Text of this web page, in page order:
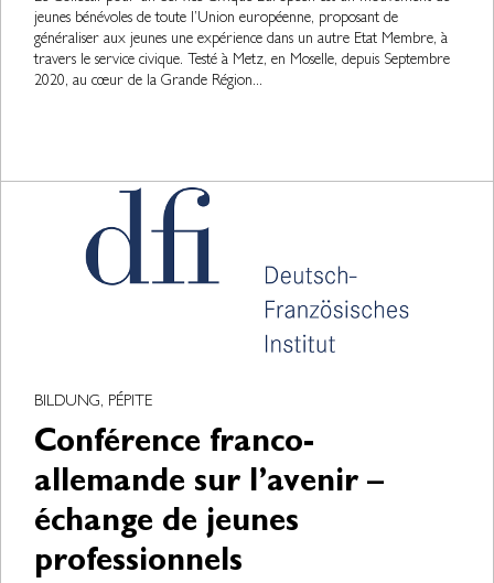
jeunes bénévoles de toute l’Union européenne, proposant de
généraliser aux jeunes une expérience dans un autre Etat Membre, à
travers le service civique. Testé à Metz, en Moselle, depuis Septembre
2020, au cœur de la Grande Région...
BILDUNG, PÉPITE
Conférence franco-
allemande sur l’avenir –
échange de jeunes
professionnels